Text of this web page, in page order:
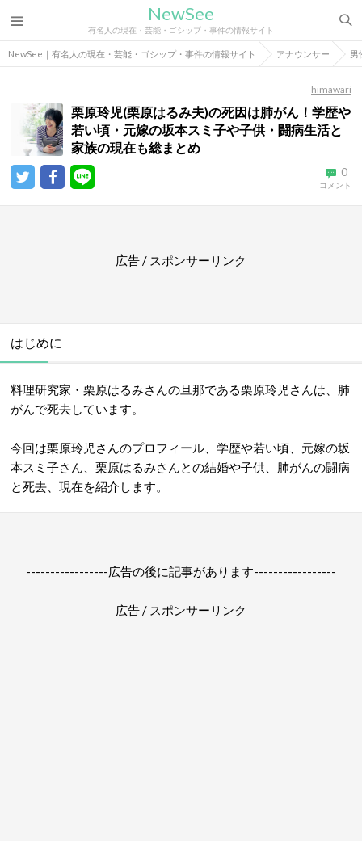
NewSee
有名人の現在・芸能・ゴシップ・事件の情報サイト
NewSee｜有名人の現在・芸能・ゴシップ・事件の情報サイト アナウンサー 男
himawari
栗原玲児(栗原はるみ夫)の死因は肺がん！学歴や
若い頃・元嫁の坂本スミ子や子供・闘病生活と
家族の現在も総まとめ
0
コメント
広告 / スポンサーリンク
はじめに
料理研究家・栗原はるみさんの旦那である栗原玲児さんは、肺
がんで死去しています。
今回は栗原玲児さんのプロフィール、学歴や若い頃、元嫁の坂
本スミ子さん、栗原はるみさんとの結婚や子供、肺がんの闘病
と死去、現在を紹介します。
-----------------広告の後に記事があります-----------------
広告 / スポンサーリンク